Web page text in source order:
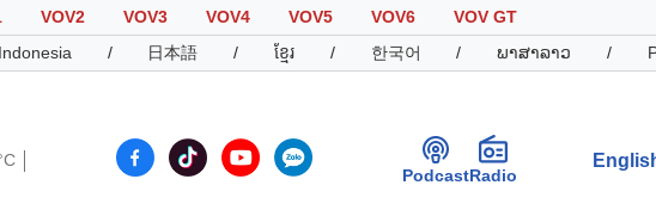
VOV2 VOV3 VOV4 VOV5 VOV6
VOV GT
/ 日本語 / ខ្មែរ / 한국어 / ພາສາລາວ /
PodcastRadio